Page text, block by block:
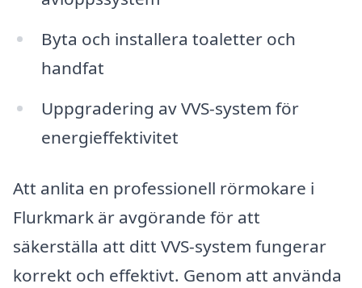
Byta och installera toaletter och
handfat
Uppgradering av VVS-system för
energieffektivitet
Att anlita en professionell rörmokare i
Flurkmark är avgörande för att
säkerställa att ditt VVS-system fungerar
korrekt och effektivt. Genom att använda